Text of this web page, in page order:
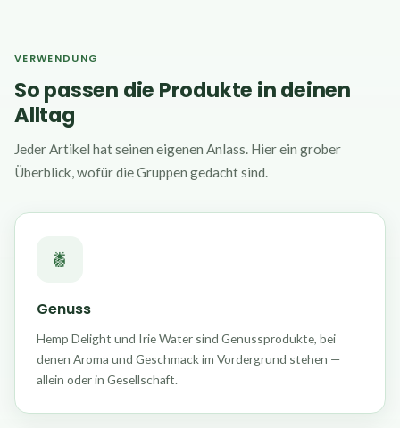
VERWENDUNG
So passen die Produkte in deinen
Alltag
Jeder Artikel hat seinen eigenen Anlass. Hier ein grober
Überblick, wofür die Gruppen gedacht sind.
🍍
Genuss
Hemp Delight und Irie Water sind Genussprodukte, bei
denen Aroma und Geschmack im Vordergrund stehen —
allein oder in Gesellschaft.